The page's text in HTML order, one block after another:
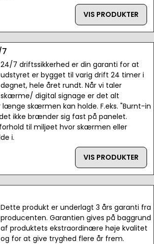
VIS PRODUKTER
24/7 driftssikkerhed er din garanti for at
udstyret er bygget til varig drift 24 timer i
døgnet, hele året rundt. Når vi taler
skærme/ digital signage er det alt
skærmen kan holde. F.eks. "Burnt-in
ikke brænder sig fast på panelet.
til miljøet hvor skærmen eller
i.
VIS PRODUKTER
Dette produkt er underlagt 3 års garanti fra
producenten. Garantien gives på baggrund
af produktets ekstraordinære høje kvalitet
og for at give tryghed flere år frem.